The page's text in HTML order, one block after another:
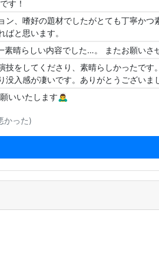
す！
ン、嗜好の題材でしたがとても丁寧かつ
と思います。
素晴らしい内容でした…。 またお願いさ
をしてくださり、素晴らしかったです
入感が凄いです。ありがとうございま
いいたします🙇‍♂️
った)